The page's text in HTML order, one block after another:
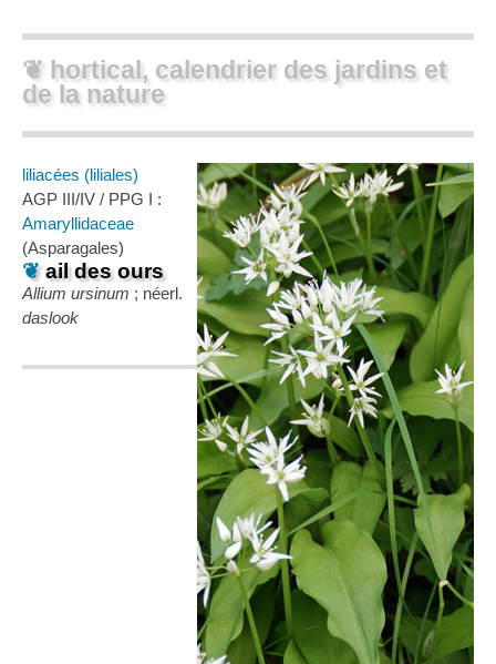
❦ hortical, calendrier des jardins et
de la nature
liliacées (liliales)
AGP III/IV / PPG I :
Amaryllidaceae
(Asparagales)
❦ail des ours
Allium ursinum ; néerl.
daslook